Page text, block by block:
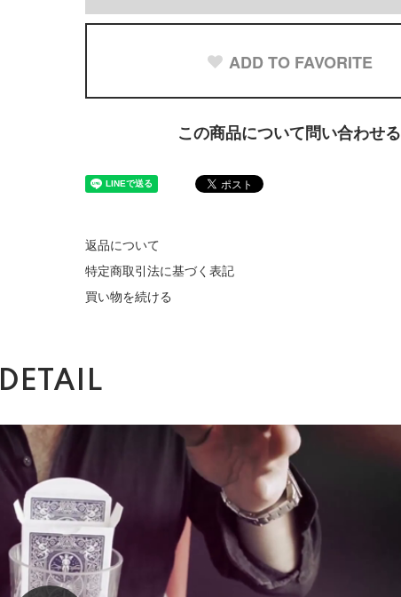
ADD TO FAVORITE
この商品について問い合わせる
返品について
特定商取引法に基づく表記
買い物を続ける
DETAIL